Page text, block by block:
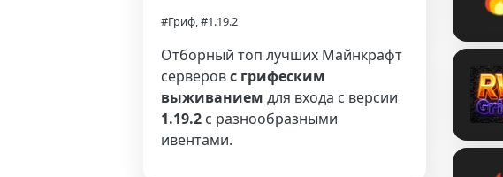
#Гриф, #1.19.2
Отборный топ лучших Майнкрафт
серверовс грифеским
выживанием для входа с версии
1.19.2 с разнообразными
ивентами.